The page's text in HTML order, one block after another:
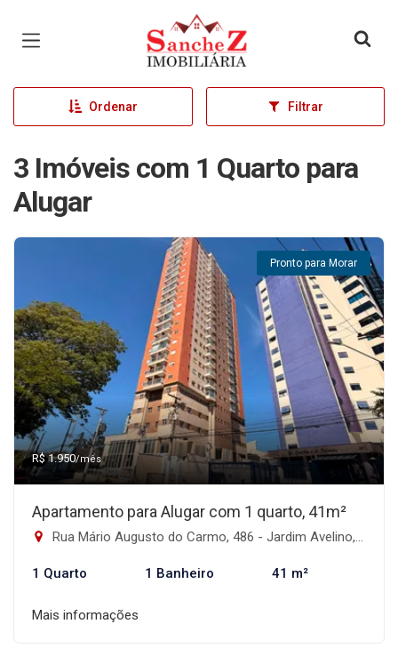
Página inicial
Ordenar Filtrar
3 Imóveis com 1 Quarto para
Alugar
Pronto para Morar
R$ 1.950/mês
Apartamento para Alugar com 1 quarto, 41m²
Rua Mário Augusto do Carmo, 486 - Jardim Avelino, São Paulo-SP
1 Quarto 1 Banheiro 41 m²
Mais informações